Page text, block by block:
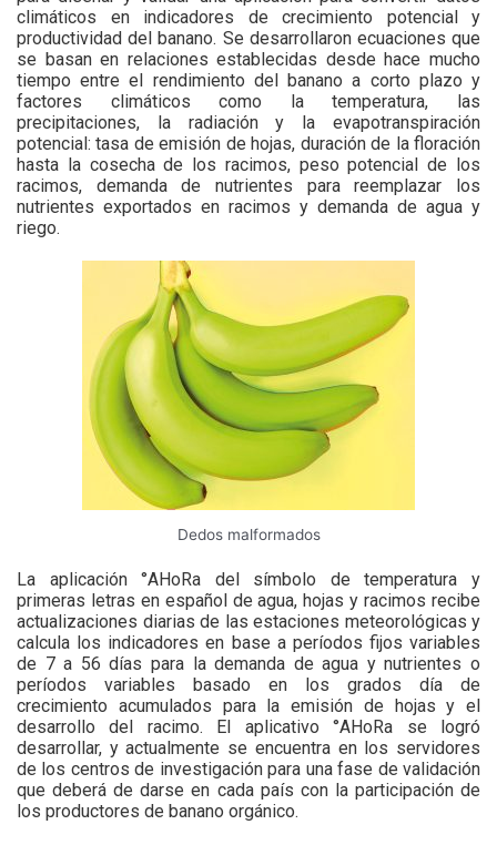
climáticos en indicadores de crecimiento potencial y
productividad del banano. Se desarrollaron ecuaciones que
se basan en relaciones establecidas desde hace mucho
tiempo entre el rendimiento del banano a corto plazo y
factores climáticos como la temperatura, las
precipitaciones, la radiación y la evapotranspiración
potencial: tasa de emisión de hojas, duración de la floración
hasta la cosecha de los racimos, peso potencial de los
racimos, demanda de nutrientes para reemplazar los
nutrientes exportados en racimos y demanda de agua y
riego.
Dedos malformados
La aplicación °AHoRa del símbolo de temperatura y
primeras letras en español de agua, hojas y racimos recibe
actualizaciones diarias de las estaciones meteorológicas y
calcula los indicadores en base a períodos fijos variables
de 7 a 56 días para la demanda de agua y nutrientes o
períodos variables basado en los grados día de
crecimiento acumulados para la emisión de hojas y el
desarrollo del racimo. El aplicativo °AHoRa se logró
desarrollar, y actualmente se encuentra en los servidores
de los centros de investigación para una fase de validación
que deberá de darse en cada país con la participación de
los productores de banano orgánico.